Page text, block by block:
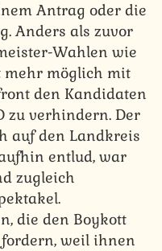
Antrag oder die
Anders als zuvor
Wahlen wie
mehr möglich mit
den Kandidaten
zu verhindern. Der
auf den Landkreis
entlud, war
zugleich
die den Boykott
weil ihnen